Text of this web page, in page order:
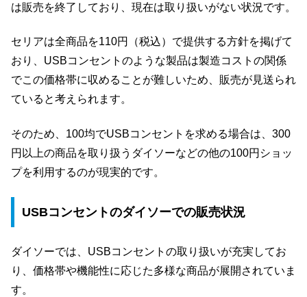
は販売を終了しており、現在は取り扱いがない状況です。
セリアは全商品を110円（税込）で提供する方針を掲げて
おり、USBコンセントのような製品は製造コストの関係
でこの価格帯に収めることが難しいため、販売が見送られ
ていると考えられます。
そのため、100均でUSBコンセントを求める場合は、300
円以上の商品を取り扱うダイソーなどの他の100円ショッ
プを利用するのが現実的です。
USBコンセントのダイソーでの販売状況
ダイソーでは、USBコンセントの取り扱いが充実してお
り、価格帯や機能性に応じた多様な商品が展開されていま
す。